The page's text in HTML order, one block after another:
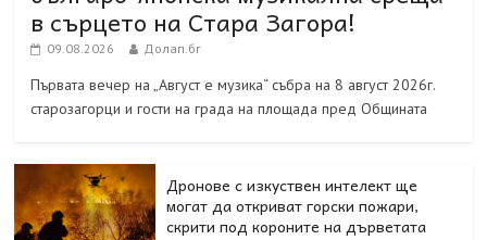
в сърцето на Стара Загора!
09.08.2026 Долап.бг
Първата вечер на „Август е музика“ събра на 8 август 2026г.
старозагорци и гости на града на площада пред Общината
Дронове с изкуствен интелект ще
могат да откриват горски пожари,
скрити под короните на дърветата